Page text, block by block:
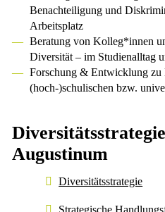
Benachteiligung und
Arbeitsplatz
Beratung von Kolleg*innen
Diversität – im Studienalltag
Forschung & Entwicklung zu
(hoch-)schulischen bzw.
Augustinum
Diversitätsstrategie